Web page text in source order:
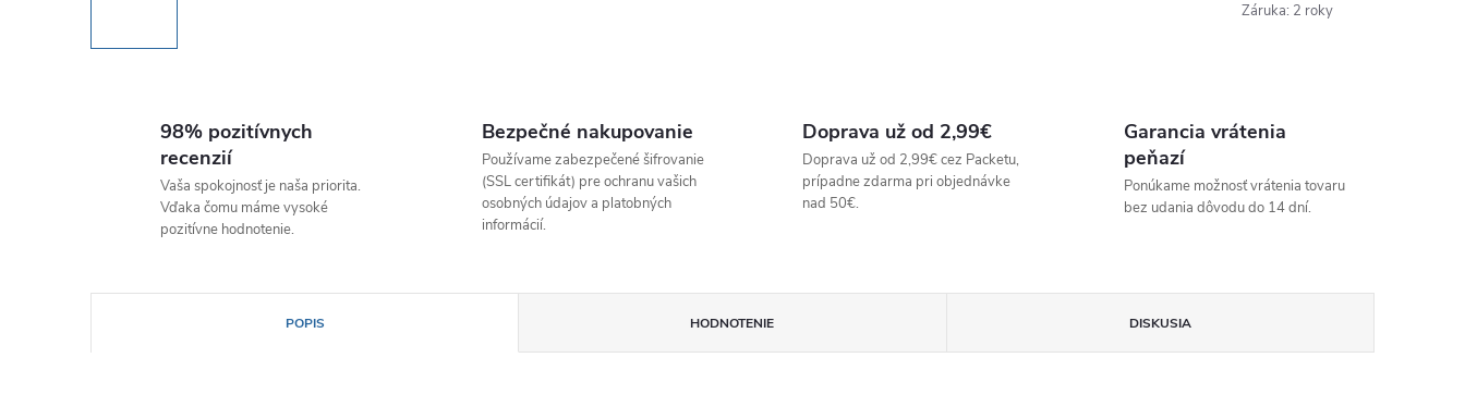
Záruka: 2 roky
98% pozitívnych
recenzií
Vaša spokojnosť je naša priorita.
Vďaka čomu máme vysoké
pozitívne hodnotenie.
Bezpečné nakupovanie
Používame zabezpečené šifrovanie
(SSL certifikát) pre ochranu vašich
osobných údajov a platobných
informácií.
Doprava už od 2,99€
Doprava už od 2,99€ cez Packetu,
prípadne zdarma pri objednávke
nad 50€.
Garancia vrátenia
peňazí
Ponúkame možnosť vrátenia tovaru
bez udania dôvodu do 14 dní.
POPIS HODNOTENIE DISKUSIA